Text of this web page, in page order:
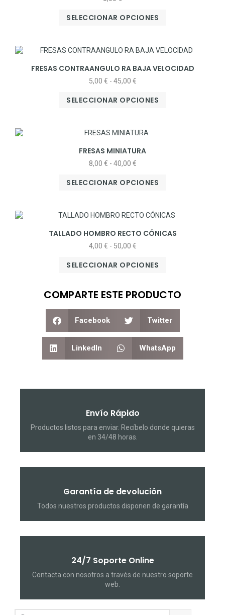
SELECCIONAR OPCIONES
FRESAS CONTRAANGULO RA BAJA VELOCIDAD
5,00 € - 45,00 €
SELECCIONAR OPCIONES
FRESAS MINIATURA
8,00 € - 40,00 €
SELECCIONAR OPCIONES
TALLADO HOMBRO RECTO CÓNICAS
4,00 € - 50,00 €
SELECCIONAR OPCIONES
COMPARTE ESTE PRODUCTO
Facebook Twitter
LinkedIn WhatsApp
Envío Rápido
Productos listos para enviar. Recíbelo donde quieras
en 34/48 horas.
Garantía de devolución
Todos nuestros productos disponen de garantía
24/7 Soporte Online
Contacta con nosotros a través de nuestro soporte
web.